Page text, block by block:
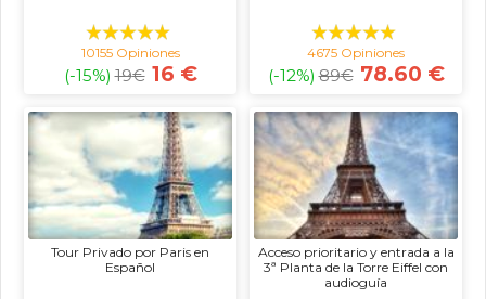
10155 Opiniones
(-15%) 19€ 16 €
4675 Opiniones
(-12%) 89€ 78.60 €
Tour Privado por Paris en
Español
Acceso prioritario y entrada a la
3ª Planta de la Torre Eiffel con
audioguía